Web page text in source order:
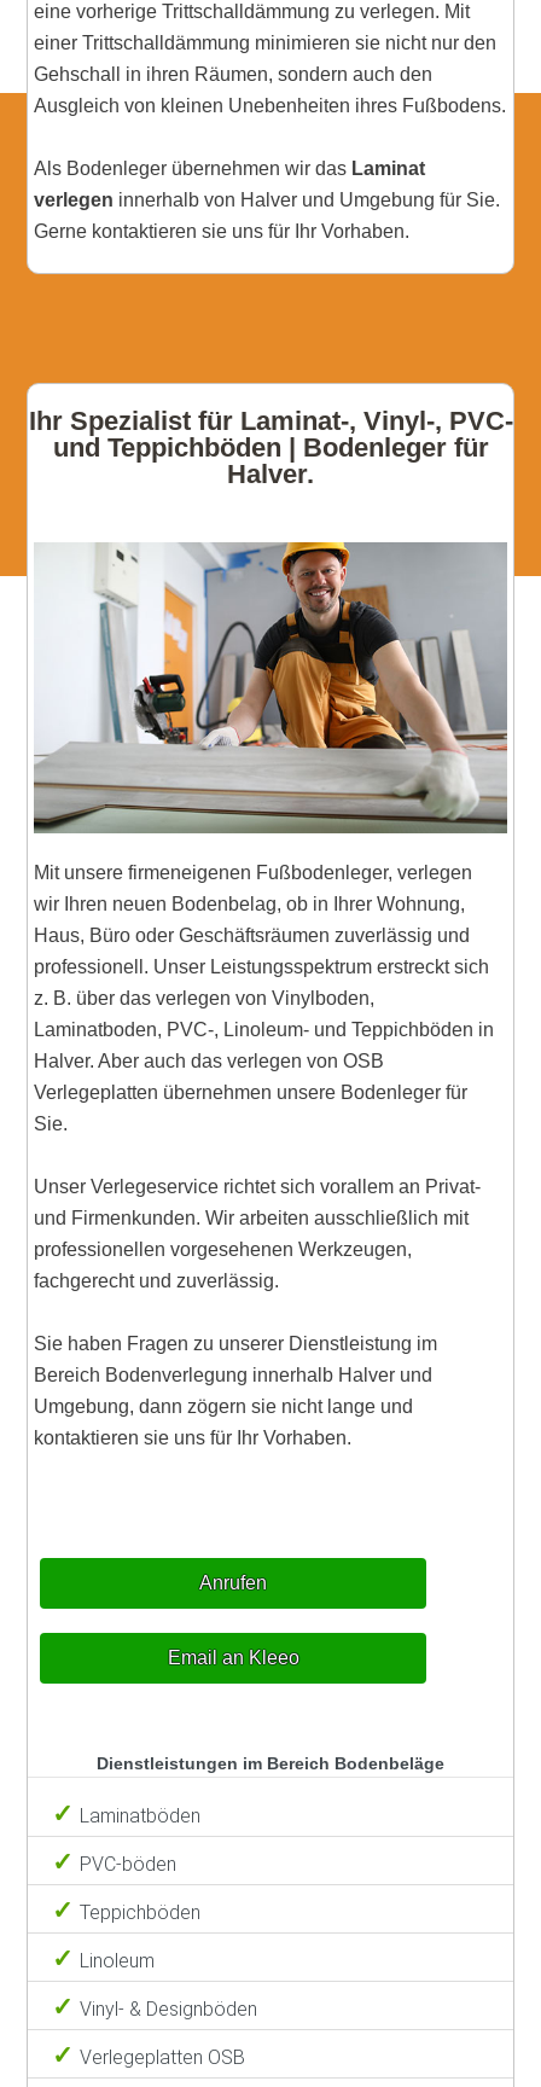
eine vorherige Trittschalldämmung zu verlegen. Mit
einer Trittschalldämmung minimieren sie nicht nur den
Gehschall in ihren Räumen, sondern auch den
Ausgleich von kleinen Unebenheiten ihres Fußbodens.
Als Bodenleger übernehmen wir das Laminat
verlegen innerhalb von Halver und Umgebung für Sie.
Gerne kontaktieren sie uns für Ihr Vorhaben.
Ihr Spezialist für Laminat-, Vinyl-, PVC-
und Teppichböden | Bodenleger für
Halver.
Mit unsere firmeneigenen Fußbodenleger, verlegen
wir Ihren neuen Bodenbelag, ob in Ihrer Wohnung,
Haus, Büro oder Geschäftsräumen zuverlässig und
professionell. Unser Leistungsspektrum erstreckt sich
z. B. über das verlegen von Vinylboden,
Laminatboden, PVC-, Linoleum- und Teppichböden in
Halver. Aber auch das verlegen von OSB
Verlegeplatten übernehmen unsere Bodenleger für
Sie.
Unser Verlegeservice richtet sich vorallem an Privat-
und Firmenkunden. Wir arbeiten ausschließlich mit
professionellen vorgesehenen Werkzeugen,
fachgerecht und zuverlässig.
Sie haben Fragen zu unserer Dienstleistung im
Bereich Bodenverlegung innerhalb Halver und
Umgebung, dann zögern sie nicht lange und
kontaktieren sie uns für Ihr Vorhaben.
Anrufen
Email an Kleeo
Dienstleistungen im Bereich Bodenbeläge
Laminatböden
PVC-böden
Teppichböden
Linoleum
Vinyl- & Designböden
Verlegeplatten OSB